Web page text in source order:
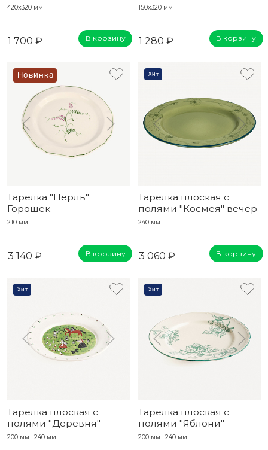
420x320 мм
1 700 ₽ В корзину
150x320 мм
1 280 ₽ В корзину
Новинка
Тарелка "Нерль"
Горошек
210 мм
3 140 ₽ В корзину
Хит
Тарелка плоская с
полями "Космея" вечер
240 мм
3 060 ₽ В корзину
Хит
Тарелка плоская с
полями "Деревня"
200 мм 240 мм
Хит
Тарелка плоская с
полями "Яблони"
200 мм 240 мм